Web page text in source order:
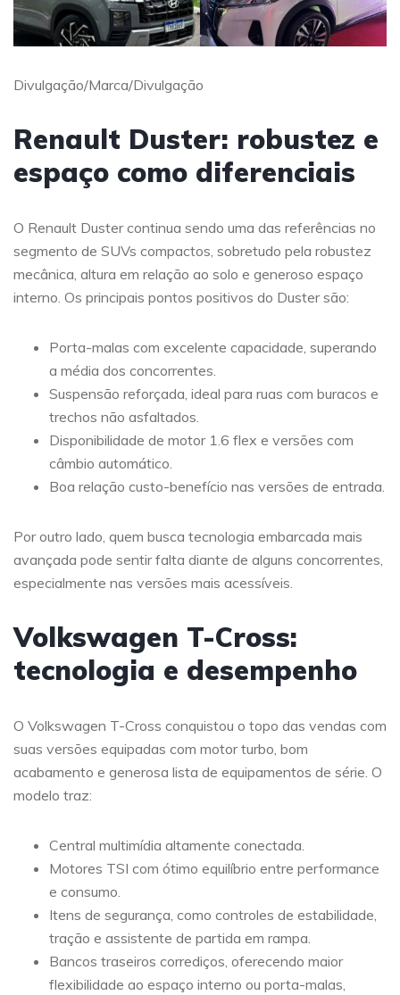
Divulgação/Marca/Divulgação
Renault Duster: robustez e
espaço como diferenciais
O Renault Duster continua sendo uma das referências no
segmento de SUVs compactos, sobretudo pela robustez
mecânica, altura em relação ao solo e generoso espaço
interno. Os principais pontos positivos do Duster são:
Porta-malas com excelente capacidade, superando
a média dos concorrentes.
Suspensão reforçada, ideal para ruas com buracos e
trechos não asfaltados.
Disponibilidade de motor 1.6 flex e versões com
câmbio automático.
Boa relação custo-benefício nas versões de entrada.
Por outro lado, quem busca tecnologia embarcada mais
avançada pode sentir falta diante de alguns concorrentes,
especialmente nas versões mais acessíveis.
Volkswagen T-Cross:
tecnologia e desempenho
O Volkswagen T-Cross conquistou o topo das vendas com
suas versões equipadas com motor turbo, bom
acabamento e generosa lista de equipamentos de série. O
modelo traz:
Central multimídia altamente conectada.
Motores TSI com ótimo equilíbrio entre performance
e consumo.
Itens de segurança, como controles de estabilidade,
tração e assistente de partida em rampa.
Bancos traseiros corrediços, oferecendo maior
flexibilidade ao espaço interno ou porta-malas,